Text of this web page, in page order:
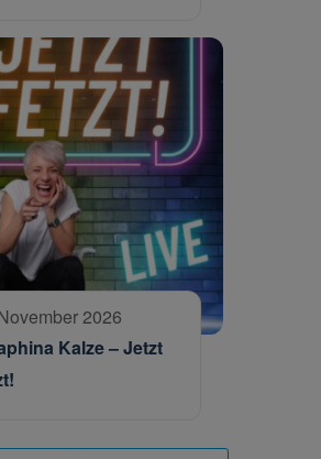
2026
Kalze – Jetzt